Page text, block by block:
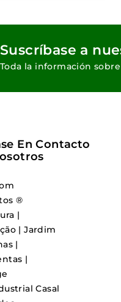
Suscríbase a
Toda la información
En Contacto
®
|
| Jardim
|
|
Casal